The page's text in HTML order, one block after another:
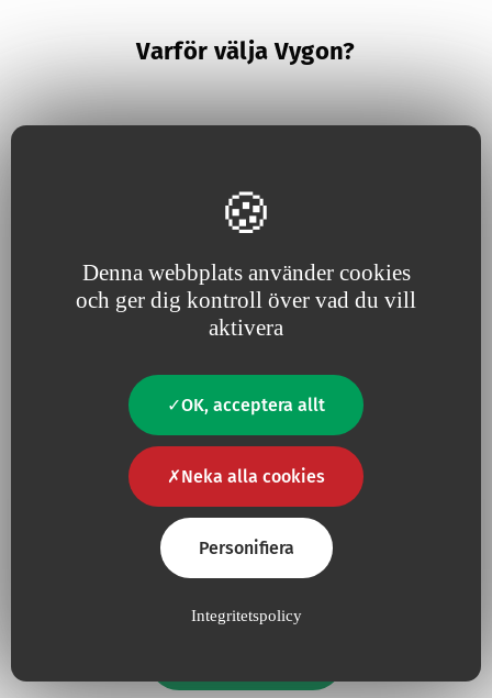
Denna webbplats använder cookies
och ger dig kontroll över vad du vill
aktivera
OK, acceptera allt
Neka alla cookies
Personifiera
Integritetspolicy
Varför välja Vygon?
Vi tror nämligen på att vara
nära våra kunder, lyhörda och
ständigt anpassade till deras
Eftersom nyttig
innovation
driver våra projekt
kvalitet
nödvändighet
Eftersom vi ständigt ökar
våra ansträngningar för att
försvara miljön